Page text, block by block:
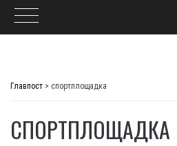
Главпост > спортплощадка
СПОРТПЛОЩАДКА